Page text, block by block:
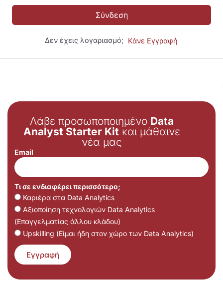
Σύνδεση
Δεν έχεις λογαριασμό; Κάνε Εγγραφή
Λάβε προσωποποιημένο Data
Analyst Starter Kit και μάθαινε
νέα μας
Email
Τι σε ενδιαφέρει περισσότερο;
Καριέρα στα Data Analytics
Αξιοποίηση τεχνολογιών Data Analytics
(Επαγγελματίας άλλου κλάδου)
Upskilling (Είμαι ήδη στον χώρο των Data Analytics)
Εγγραφή